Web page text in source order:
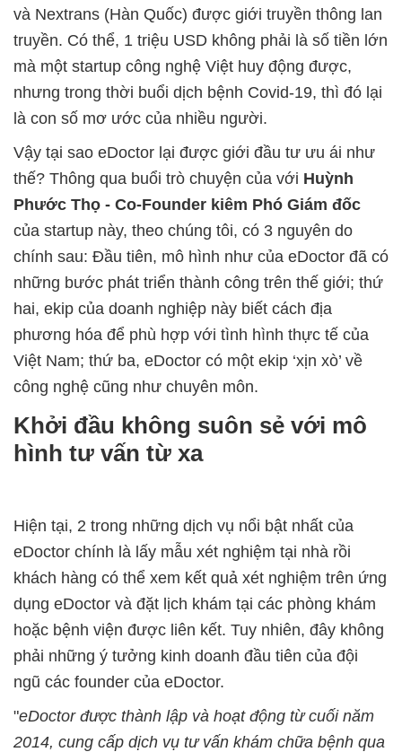
và Nextrans (Hàn Quốc) được giới truyền thông lan
truyền. Có thể, 1 triệu USD không phải là số tiền lớn
mà một startup công nghệ Việt huy động được,
nhưng trong thời buổi dịch bệnh Covid-19, thì đó lại
là con số mơ ước của nhiều người.
Vậy tại sao eDoctor lại được giới đầu tư ưu ái như
thế? Thông qua buổi trò chuyện của với Huỳnh
Phước Thọ - Co-Founder kiêm Phó Giám đốc
của startup này, theo chúng tôi, có 3 nguyên do
chính sau: Đầu tiên, mô hình như của eDoctor đã có
những bước phát triển thành công trên thế giới; thứ
hai, ekip của doanh nghiệp này biết cách địa
phương hóa để phù hợp với tình hình thực tế của
Việt Nam; thứ ba, eDoctor có một ekip ‘xịn xò’ về
công nghệ cũng như chuyên môn.
Khởi đầu không suôn sẻ với mô
hình tư vấn từ xa
Hiện tại, 2 trong những dịch vụ nổi bật nhất của
eDoctor chính là lấy mẫu xét nghiệm tại nhà rồi
khách hàng có thể xem kết quả xét nghiệm trên ứng
dụng eDoctor và đặt lịch khám tại các phòng khám
hoặc bệnh viện được liên kết. Tuy nhiên, đây không
phải những ý tưởng kinh doanh đầu tiên của đội
ngũ các founder của eDoctor.
"eDoctor được thành lập và hoạt động từ cuối năm
2014, cung cấp dịch vụ tư vấn khám chữa bệnh qua